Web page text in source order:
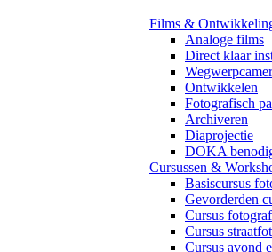
Films &
Analoge films
Direct klaar
Ontwikkelen
Fotografisch
Archiveren
Diaprojectie
DOKA
Cursussen &
Basiscursus
Gevorderden
Cursus
Cursus
Cursus avond